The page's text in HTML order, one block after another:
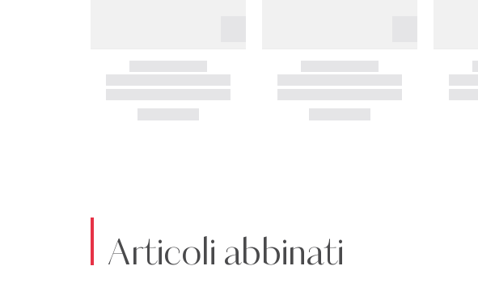
Articoli abbinati